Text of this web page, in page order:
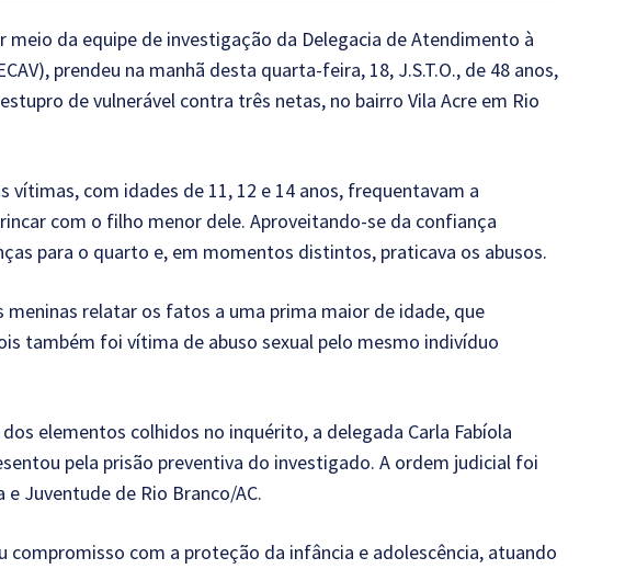
meio da equipe de investigação da Delegacia de Atendimento à
prendeu na manhã desta quarta-feira, 18, J.S.T.O., de 48 anos,
de vulnerável contra três netas, no bairro Vila Acre em Rio
vítimas, com idades de 11, 12 e 14 anos, frequentavam a
com o filho menor dele. Aproveitando-se da confiança
para o quarto e, em momentos distintos, praticava os abusos.
meninas relatar os fatos a uma prima maior de idade, que
também foi vítima de abuso sexual pelo mesmo indivíduo
elementos colhidos no inquérito, a delegada Carla Fabíola
pela prisão preventiva do investigado. A ordem judicial foi
e Juventude de Rio Branco/AC.
compromisso com a proteção da infância e adolescência, atuando